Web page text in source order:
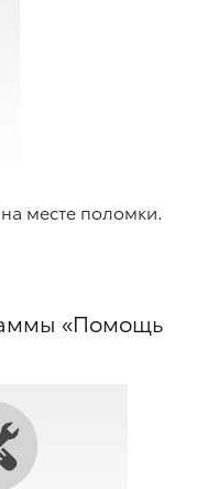
месте поломки.
«Помощь